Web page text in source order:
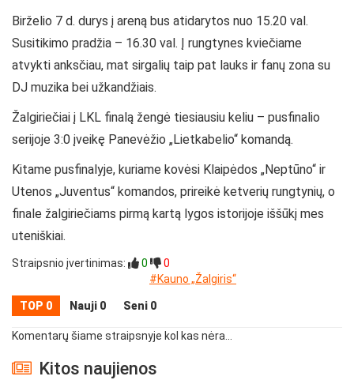
Birželio 7 d. durys į areną bus atidarytos nuo 15.20 val.
Susitikimo pradžia – 16.30 val. Į rungtynes kviečiame
atvykti anksčiau, mat sirgalių taip pat lauks ir fanų zona su
DJ muzika bei užkandžiais.
Žalgiriečiai į LKL finalą žengė tiesiausiu keliu – pusfinalio
serijoje 3:0 įveikę Panevėžio „Lietkabelio“ komandą.
Kitame pusfinalyje, kuriame kovėsi Klaipėdos „Neptūno“ ir
Utenos „Juventus“ komandos, prireikė ketverių rungtynių, o
finale žalgiriečiams pirmą kartą lygos istorijoje iššūkį mes
uteniškiai.
Straipsnio įvertinimas: 0
0
#Kauno „Žalgiris“
TOP 0 Nauji 0 Seni 0
Komentarų šiame straipsnyje kol kas nėra...
Kitos naujienos